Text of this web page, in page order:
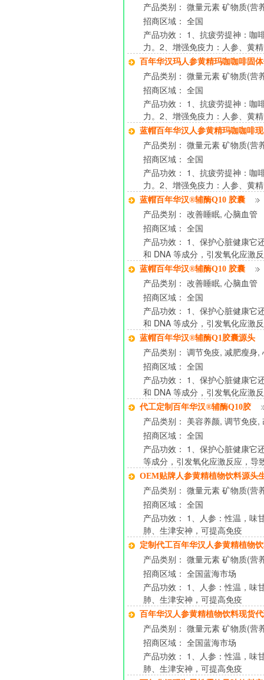
产品类别： 微量元素 矿物质(营
招商区域： 全国
产品功效： 1、抗疲劳提神：咖
力。2、增强免疫力：人参、黄
百年华汉玛人参黄精玛咖咖啡固
产品类别： 微量元素 矿物质(营
招商区域： 全国
产品功效： 1、抗疲劳提神：咖
力。2、增强免疫力：人参、黄
蓝帽百年华汉人参黄精玛咖咖啡
产品类别： 微量元素 矿物质(营
招商区域： 全国
产品功效： 1、抗疲劳提神：咖
力。2、增强免疫力：人参、黄
蓝帽百年华汉®辅酶Q10 胶囊
产品类别： 改善睡眠, 心脑血管
招商区域： 全国
产品功效： 1、保护心脏健康它
和 DNA 等成分，引发氧化应激
蓝帽百年华汉®辅酶Q10 胶囊
产品类别： 改善睡眠, 心脑血管
招商区域： 全国
产品功效： 1、保护心脏健康它
和 DNA 等成分，引发氧化应激
蓝帽百年华汉®辅酶Q1胶囊源头
产品类别： 调节免疫, 减肥瘦身,
招商区域： 全国
产品功效： 1、保护心脏健康它
和 DNA 等成分，引发氧化应激
代工定制百年华汉®辅酶Q10胶
产品类别： 美容养颜, 调节免疫
招商区域： 全国
产品功效： 1、保护心脏健康它
等成分，引发氧化应激反应，导
OEM贴牌人参黄精植物饮料源头
产品类别： 微量元素 矿物质(营
招商区域： 全国
产品功效： 1、人参：性温，味
肺、生津安神，可提高免疫
定制代工百年华汉人参黄精植物
产品类别： 微量元素 矿物质(营
招商区域： 全国蓝海市场
产品功效： 1、人参：性温，味
肺、生津安神，可提高免疫
百年华汉人参黄精植物饮料现货
产品类别： 微量元素 矿物质(营
招商区域： 全国蓝海市场
产品功效： 1、人参：性温，味
肺、生津安神，可提高免疫